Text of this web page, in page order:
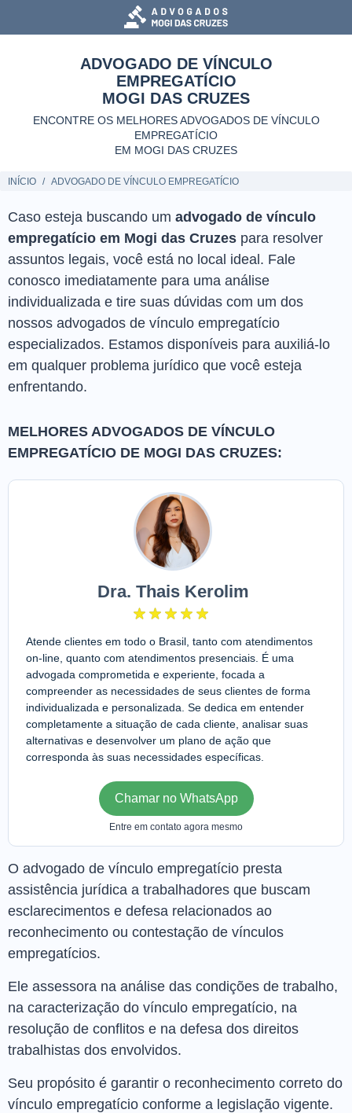
ADVOGADO DE VÍNCULO
EMPREGATÍCIO
MOGI DAS CRUZES
ENCONTRE OS MELHORES ADVOGADOS DE VÍNCULO
EMPREGATÍCIO
EM MOGI DAS CRUZES
INÍCIO ADVOGADO DE VÍNCULO EMPREGATÍCIO
Caso esteja buscando um advogado de vínculo
empregatício em Mogi das Cruzes para resolver
assuntos legais, você está no local ideal. Fale
conosco imediatamente para uma análise
individualizada e tire suas dúvidas com um dos
nossos advogados de vínculo empregatício
especializados. Estamos disponíveis para auxiliá-lo
em qualquer problema jurídico que você esteja
enfrentando.
MELHORES ADVOGADOS DE VÍNCULO
EMPREGATÍCIO DE MOGI DAS CRUZES:
Dra. Thais Kerolim
Atende clientes em todo o Brasil, tanto com atendimentos
on-line, quanto com atendimentos presenciais. É uma
advogada comprometida e experiente, focada a
compreender as necessidades de seus clientes de forma
individualizada e personalizada. Se dedica em entender
completamente a situação de cada cliente, analisar suas
alternativas e desenvolver um plano de ação que
corresponda às suas necessidades específicas.
Chamar no WhatsApp
Entre em contato agora mesmo
O advogado de vínculo empregatício presta
assistência jurídica a trabalhadores que buscam
esclarecimentos e defesa relacionados ao
reconhecimento ou contestação de vínculos
empregatícios.
Ele assessora na análise das condições de trabalho,
na caracterização do vínculo empregatício, na
resolução de conflitos e na defesa dos direitos
trabalhistas dos envolvidos.
Seu propósito é garantir o reconhecimento correto do
vínculo empregatício conforme a legislação vigente.